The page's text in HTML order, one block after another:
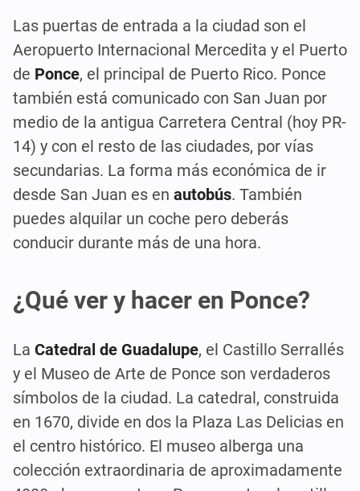
Las puertas de entrada a la ciudad son el
Aeropuerto Internacional Mercedita y el Puerto
de Ponce, el principal de Puerto Rico. Ponce
también está comunicado con San Juan por
medio de la antigua Carretera Central (hoy PR-
14) y con el resto de las ciudades, por vías
secundarias. La forma más económica de ir
desde San Juan es en autobús. También
puedes alquilar un coche pero deberás
conducir durante más de una hora.
¿Qué ver y hacer en Ponce?
La Catedral de Guadalupe, el Castillo Serrallés
y el Museo de Arte de Ponce son verdaderos
símbolos de la ciudad. La catedral, construida
en 1670, divide en dos la Plaza Las Delicias en
el centro histórico. El museo alberga una
colección extraordinaria de aproximadamente